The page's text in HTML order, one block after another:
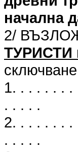
начална
2/
ТУРИСТИ
1. . . . . . .
. . . . .
2. . . . . . . .
. . . . .